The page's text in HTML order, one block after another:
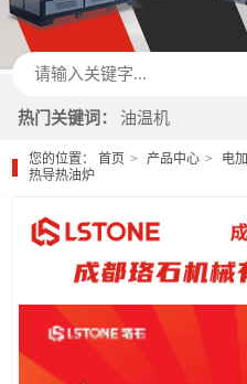
热门关键词： 油温机
您的位置：首页 产品中心 电
热导热油炉